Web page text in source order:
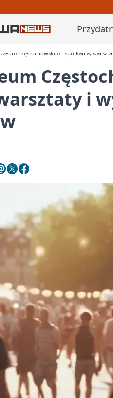
Częstochowskim - spotkania,
i